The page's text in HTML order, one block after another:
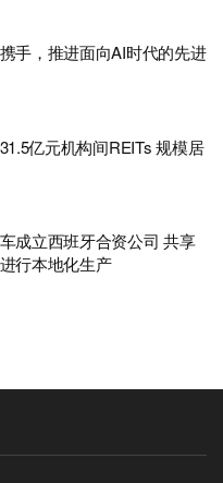
手，推进面向AI时代的先进
亿元机构间REITs 规模居
成立西班牙合资公司 共享
行本地化生产